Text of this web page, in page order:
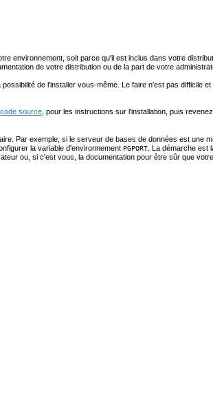
environnement, soit parce qu'il est inclus dans votre
de votre distribution ou de la part de votre
de l'installer vous-même. Le faire n'est pas difficile et
source , pour les instructions sur l'installation, puis
Par exemple, si le serveur de bases de données est une
la variable d'environnement PGPORT . La démarche
ou, si c'est vous, la documentation pour être sûr que